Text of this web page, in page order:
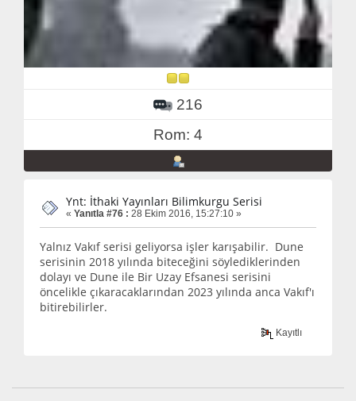
216
Rom: 4
Ynt: İthaki Yayınları Bilimkurgu Serisi
« Yanıtla #76 : 28 Ekim 2016, 15:27:10 »
Yalnız Vakıf serisi geliyorsa işler karışabilir. Dune
serisinin 2018 yılında biteceğini söylediklerinden
dolayı ve Dune ile Bir Uzay Efsanesi serisini
öncelikle çıkaracaklarından 2023 yılında anca Vakıf'ı
bitirebilirler.
Kayıtlı